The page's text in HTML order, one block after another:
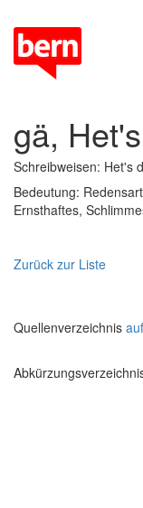
gä,
Schreibweisen: Het's
Bedeutung:
Ernsthaftes,
Zurück zur Liste
Quellenverzeichnis